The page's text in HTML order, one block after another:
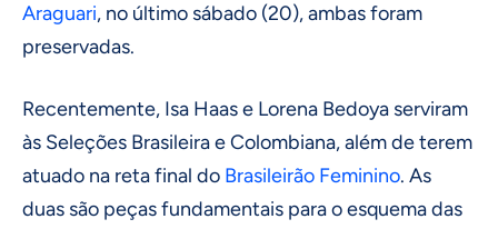
Araguari, no último sábado (20), ambas foram
preservadas.
Recentemente, Isa Haas e Lorena Bedoya serviram
às Seleções Brasileira e Colombiana, além de terem
atuado na reta final do Brasileirão Feminino. As
duas são peças fundamentais para o esquema das